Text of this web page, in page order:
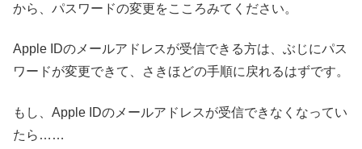
から、パスワードの変更をこころみてください。
Apple IDのメールアドレスが受信できる方は、ぶじにパス
ワードが変更できて、さきほどの手順に戻れるはずです。
もし、Apple IDのメールアドレスが受信できなくなってい
たら……